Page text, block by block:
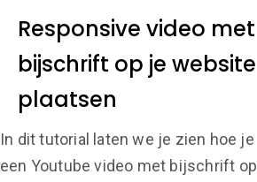
Responsive video met
bijschrift op je website
plaatsen
In dit tutorial laten we je zien hoe je
een Youtube video met bijschrift op